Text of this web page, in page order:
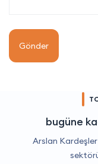
Gönder
bugüne
Arslan